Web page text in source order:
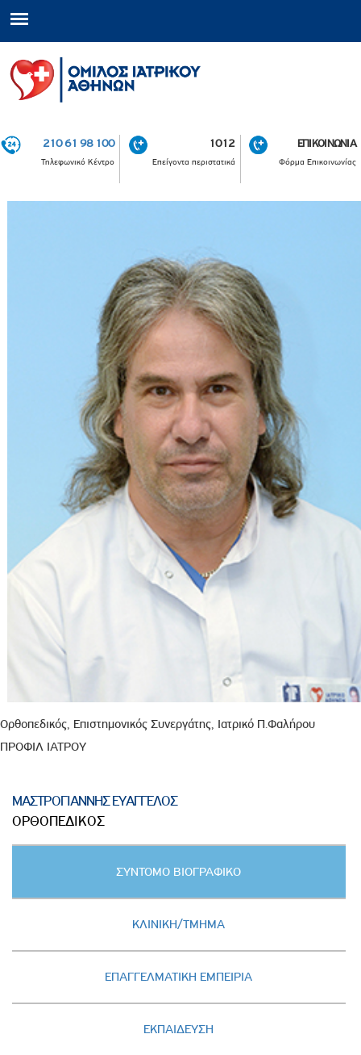
210 61 98 100
Τηλεφωνικό Κέντρο
1012
Επείγοντα περιστατικά
ΕΠΙΚΟΙΝΩΝΙΑ
Φόρμα Επικοινωνίας
Ορθοπεδικός, Επιστημονικός Συνεργάτης, Ιατρικό Π.Φαλήρου
ΠΡΟΦΙΛ ΙΑΤΡΟΥ
ΜΑΣΤΡΟΓΙΑΝΝΗΣ ΕΥΑΓΓΕΛΟΣ
ΟΡΘΟΠΕΔΙΚΟΣ
ΣΥΝΤΟΜΟ ΒΙΟΓΡΑΦΙΚΟ
ΚΛΙΝΙΚΗ/ΤΜΗΜΑ
ΕΠΑΓΓΕΛΜΑΤΙΚΗ ΕΜΠΕΙΡΙΑ
ΕΚΠΑΙΔΕΥΣΗ